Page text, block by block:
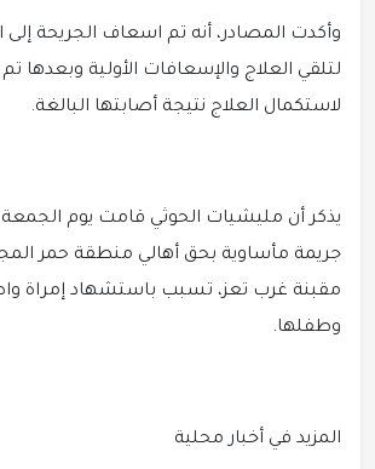
وأكدت المصادر، أنه تم اسعاف الجريحة
لتلقي العلاج والإسعافات الأولية وبعدها
لاستكمال العلاج نتيجة أصابتها البالغة.
يذكر أن مليشيات الحوثي قامت يوم الجمعة
جريمة مأساوية بحق أهالي منطقة حمر
مقبنة غرب تعز، تسبب باستشهاد إمراة
وطفلها.
المزيد في أخبار محلية